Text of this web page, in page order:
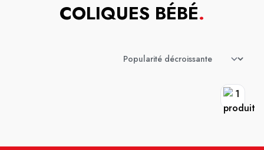
COLIQUES BÉBÉ.